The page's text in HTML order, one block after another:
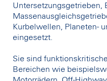
Untersetzungsgetrieben,
Kurbelwellen, Planeten-
eingesetzt.
Sie sind
Bereichen wie